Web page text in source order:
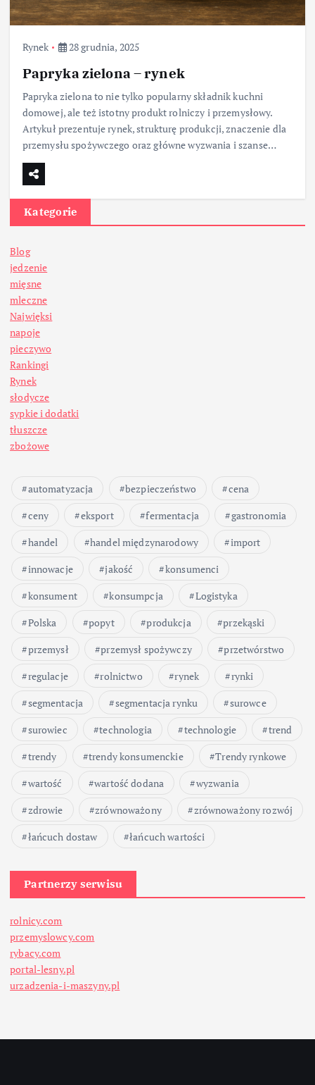
Rynek 28 grudnia, 2025
Papryka zielona – rynek
Papryka zielona to nie tylko popularny składnik kuchni
domowej, ale też istotny produkt rolniczy i przemysłowy.
Artykuł prezentuje rynek, strukturę produkcji, znaczenie dla
przemysłu spożywczego oraz główne wyzwania i szanse…
Kategorie
Blog
jedzenie
mięsne
mleczne
Najwięksi
napoje
pieczywo
Rankingi
Rynek
słodycze
sypkie i dodatki
tłuszcze
zbożowe
automatyzacja bezpieczeństwo
cena
ceny
eksport fermentacja
gastronomia
handel
handel międzynarodowy
import
innowacje
jakość
konsumenci
konsument
konsumpcja
Logistyka
Polska
popyt produkcja
przekąski
przemysł
przemysł spożywczy
przetwórstwo
regulacje
rolnictwo rynek
rynki
segmentacja
segmentacja rynku
surowce
surowiec
technologia technologie
trend
trendy
trendy konsumenckie
Trendy rynkowe
wartość
wartość dodana
wyzwania
zdrowie
zrównoważony
zrównoważony rozwój
łańcuch dostaw
łańcuch wartości
Partnerzy serwisu
rolnicy.com
przemyslowcy.com
rybacy.com
portal-lesny.pl
urzadzenia-i-maszyny.pl